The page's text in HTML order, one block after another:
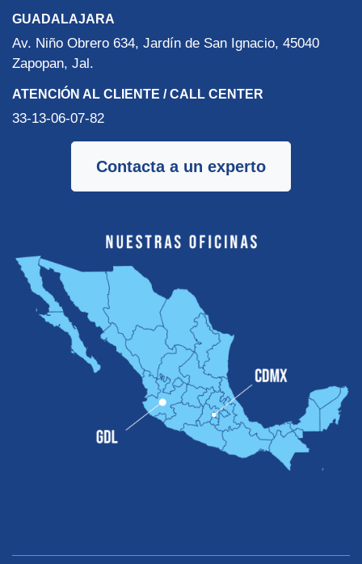
GUADALAJARA
Av. Niño Obrero 634, Jardín de San Ignacio, 45040
Zapopan, Jal.
ATENCIÓN AL CLIENTE / CALL CENTER
33-13-06-07-82
Contacta a un experto